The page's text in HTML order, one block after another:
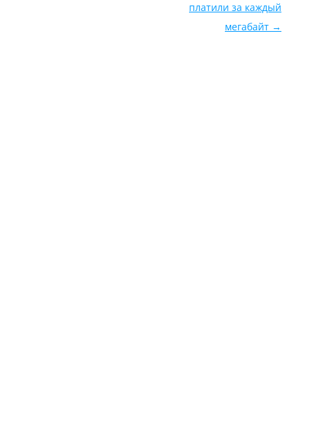
платили за каждый
мегабайт →